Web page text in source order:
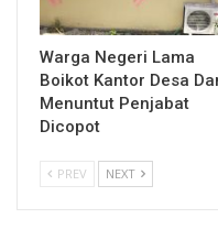
Warga Negeri Lama
Boikot Kantor Desa
Menuntut Penjabat
Dicopot
PREV NEXT